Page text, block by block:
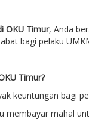
OKU Timur, Anda
bagi pelaku
Timur?
keuntungan bagi
membayar mahal